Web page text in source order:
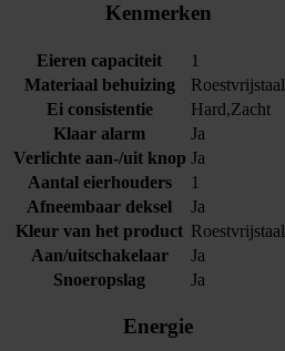
Kenmerken
Eieren capaciteit
1
Materiaal behuizing
Roestvrijstaal
Ei consistentie
Hard,Zacht
Klaar alarm
Ja
Verlichte aan-/uit knop Ja
Aantal eierhouders
1
Afneembaar deksel
Ja
Kleur van het product Roestvrijstaal
Aan/uitschakelaar
Ja
Snoeropslag
Ja
Energie